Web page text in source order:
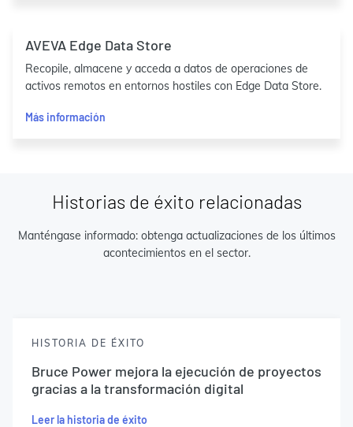
AVEVA Edge Data Store
Recopile, almacene y acceda a datos de operaciones de
activos remotos en entornos hostiles con Edge Data Store.
Más información
Historias de éxito relacionadas
Manténgase informado: obtenga actualizaciones de los últimos
acontecimientos en el sector.
HISTORIA DE ÉXITO
Bruce Power mejora la ejecución de proyectos
gracias a la transformación digital
Leer la historia de éxito